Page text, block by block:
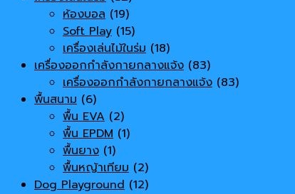
ห้องบอล (19)
Soft Play (15)
เครื่องเล่นไม้ในร่ม (18)
เครื่องออกกำลังกายกลางแจ้ง (83)
เครื่องออกกำลังกายกลางแจ้ง (83)
พื้นสนาม (6)
พื้น EVA (2)
พื้น EPDM (1)
พื้นยาง (1)
พื้นหญ้าเทียม (2)
Dog Playground (12)